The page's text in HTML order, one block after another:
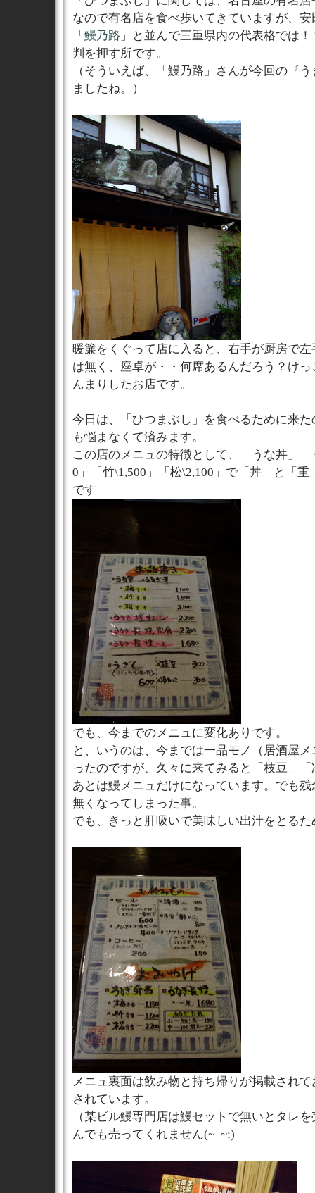
なので有名店を食べ歩いてきていますが、
「 鰻乃路 」と並んで三重県内の代表格では
判を押す所です。
（そういえば、「鰻乃路」さんが今回の『
ましたね。）
暖簾をくぐって店に入ると、右手が厨房で
は無く、座卓が・・何席あるんだろう？け
んまりしたお店です。
今日は、「ひつまぶし」を食べるために来
も悩まなくて済みます。
この店のメニュの特徴として、「うな丼」
0」「竹\1,500」「松\2,100」で「丼」と「
です
でも、今までのメニュに変化ありです。
と、いうのは、今までは一品モノ（居酒屋
ったのですが、久々に来てみると「枝豆」
あとは鰻メニュだけになっています。でも
無くなってしまった事。
でも、きっと肝吸いで美味しい出汁をとる
メニュ裏面は飲み物と持ち帰りが掲載され
されています。
（某ビル鰻専門店は鰻セットで無いとタレ
んでも売ってくれません(~_~;)